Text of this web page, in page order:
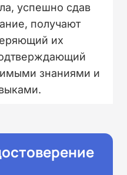
успешно сдав
получают
их
знаниями и